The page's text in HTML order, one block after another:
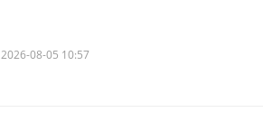
2026-08-05 10:57